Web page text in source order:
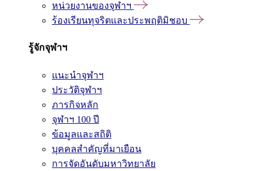
หน่วยงานของจุฬาฯ
ร้องเรียนทุจริตและประพฤติมิชอบ
รู้จักจุฬาฯ
แนะนำจุฬาฯ
ประวัติจุฬาฯ
ภารกิจหลัก
จุฬาฯ 100 ปี
ข้อมูลและสถิติ
บุคคลสำคัญที่มาเยือน
การจัดอันดับมหาวิทยาลัย